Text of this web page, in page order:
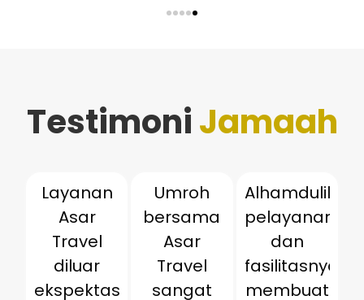
TestimoniJamaah
Layanan
Asar
Travel
diluar
ekspektasi
Umroh
bersama
Asar
Travel
sangat
Alhamdulillah,
pelayanan
dan
fasilitasnya
membuat